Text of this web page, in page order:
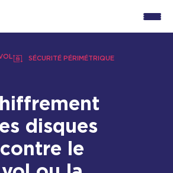
SÉCURITÉ PÉRIMÉTRIQUE
disques
contre le